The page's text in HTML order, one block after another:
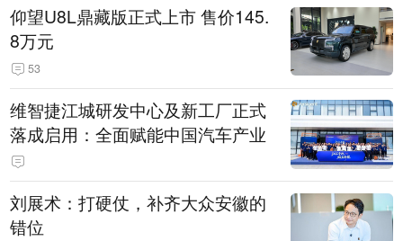
仰望U8L鼎藏版正式上市 售价145.
8万元
53
维智捷江城研发中心及新工厂正式
落成启用：全面赋能中国汽车产业
刘展术：打硬仗，补齐大众安徽的
错位